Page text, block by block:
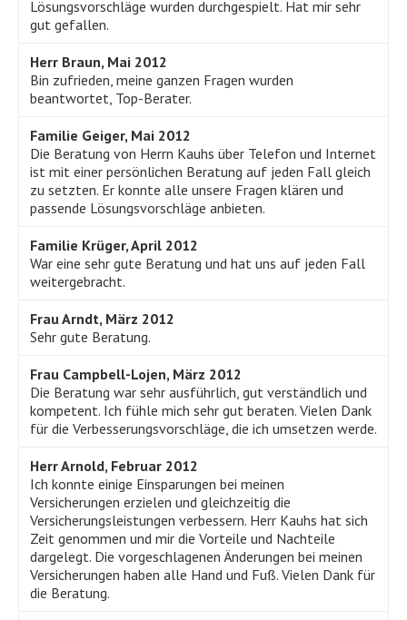
Lösungsvorschläge wurden durchgespielt. Hat mir sehr
gut gefallen.
Herr Braun, Mai 2012
Bin zufrieden, meine ganzen Fragen wurden
beantwortet, Top-Berater.
Familie Geiger, Mai 2012
Die Beratung von Herrn Kauhs über Telefon und Internet
ist mit einer persönlichen Beratung auf jeden Fall gleich
zu setzten. Er konnte alle unsere Fragen klären und
passende Lösungsvorschläge anbieten.
Familie Krüger, April 2012
War eine sehr gute Beratung und hat uns auf jeden Fall
weitergebracht.
Frau Arndt, März 2012
Sehr gute Beratung.
Frau Campbell-Lojen, März 2012
Die Beratung war sehr ausführlich, gut verständlich und
kompetent. Ich fühle mich sehr gut beraten. Vielen Dank
für die Verbesserungsvorschläge, die ich umsetzen werde.
Herr Arnold, Februar 2012
Ich konnte einige Einsparungen bei meinen
Versicherungen erzielen und gleichzeitig die
Versicherungsleistungen verbessern. Herr Kauhs hat sich
Zeit genommen und mir die Vorteile und Nachteile
dargelegt. Die vorgeschlagenen Änderungen bei meinen
Versicherungen haben alle Hand und Fuß. Vielen Dank für
die Beratung.